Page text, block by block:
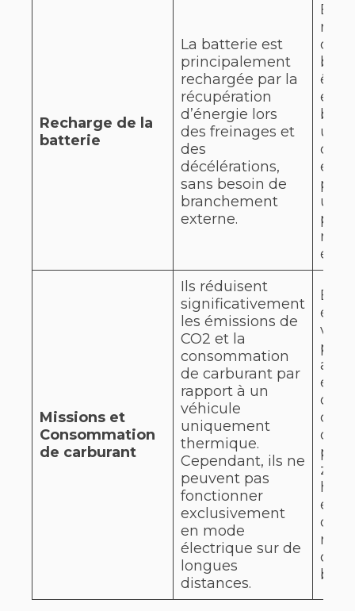
Recharge de la
batterie
La batterie est
principalement
rechargée par la
récupération
d’énergie lors
des freinages et
des
décélérations,
sans besoin de
branchement
externe.
En
être
en la
une
Missions et
Consommation
de carburant
Ils réduisent
significativement
les émissions de
CO2 et la
consommation
de carburant par
rapport à un
véhicule
uniquement
thermique.
Cependant, ils ne
peuvent pas
fonctionner
exclusivement
en mode
électrique sur de
longues
distances.
En
ont
de